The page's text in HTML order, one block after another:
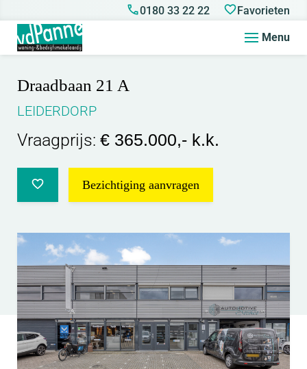
0180 33 22 22 Favorieten
Menu
Draadbaan 21 A
LEIDERDORP
Vraagprijs: € 365.000,- k.k.
Bezichtiging aanvragen